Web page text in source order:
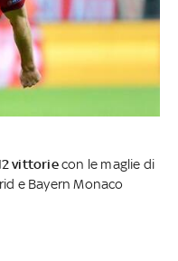
vittoriecon le maglie di
e Bayern Monaco